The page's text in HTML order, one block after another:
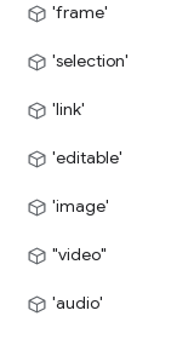
'frame'
'selection'
'link'
'editable'
'image'
"video"
'audio'